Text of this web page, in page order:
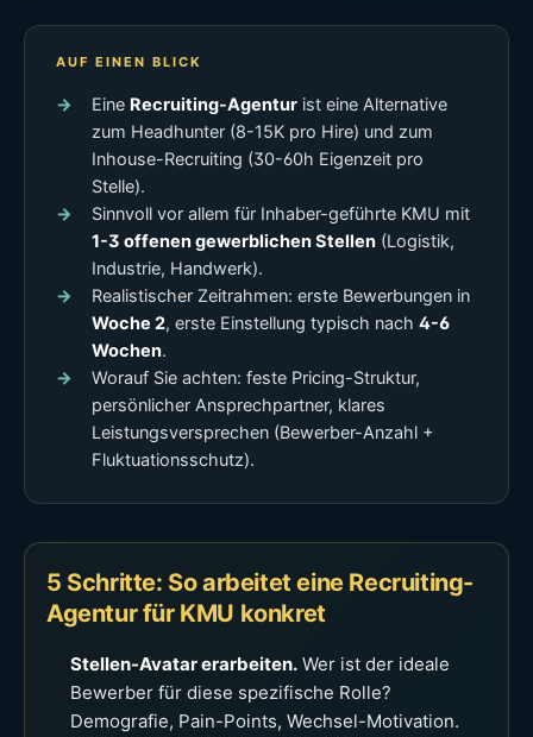
AUF EINEN BLICK
Eine Recruiting-Agentur ist eine Alternative
zum Headhunter (8-15K pro Hire) und zum
Inhouse-Recruiting (30-60h Eigenzeit pro
Stelle).
Sinnvoll vor allem für Inhaber-geführte KMU mit
1-3 offenen gewerblichen Stellen (Logistik,
Industrie, Handwerk).
Realistischer Zeitrahmen: erste Bewerbungen in
Woche 2, erste Einstellung typisch nach 4-6
Wochen.
Worauf Sie achten: feste Pricing-Struktur,
persönlicher Ansprechpartner, klares
Leistungsversprechen (Bewerber-Anzahl +
Fluktuationsschutz).
5 Schritte: So arbeitet eine Recruiting-
Agentur für KMU konkret
Stellen-Avatar erarbeiten. Wer ist der ideale
Bewerber für diese spezifische Rolle?
Demografie, Pain-Points, Wechsel-Motivation.